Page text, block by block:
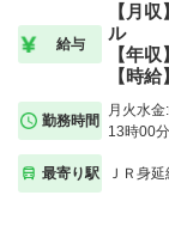
給与
【月
ル
【年
【時
勤務時間
月火水
13時00
最寄り駅 ＪＲ身